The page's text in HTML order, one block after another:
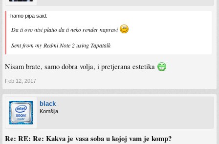
hamo pipa said:
Da ti ovo nisi platio da ti neko render napravi
Sent from my Redmi Note 2 using Tapatalk
Nisam brate, samo dobra volja, i pretjerana estetika
Feb 12, 2017
black
Komšija
Re: RE: Re: Kakva je vasa soba u kojoj vam je komp?